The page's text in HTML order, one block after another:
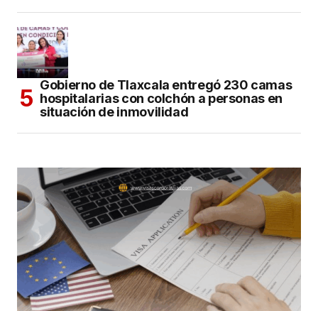
Gobierno de Tlaxcala entregó 230 camas
hospitalarias con colchón a personas en
situación de inmovilidad